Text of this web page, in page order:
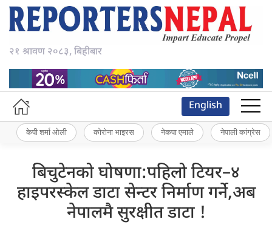
२१ श्रावण २०८३, बिहीबार
English
केपी शर्मा ओली कोरोना भाइरस नेकपा एमाले नेपाली कांग्रेस
बिचुटेनको घोषणा:पहिलो टियर–४
हाइपरस्केल डाटा सेन्टर निर्माण गर्ने,अब
नेपालमै सुरक्षीत डाटा !